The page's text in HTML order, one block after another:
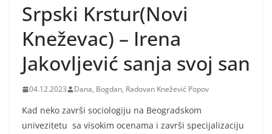
Srpski Krstur(Novi
Kneževac) – Irena
Jakovljević sanja svoj san
04.12.2023 Dana, Bogdan, Radovan Knežević Popov
Kad neko završi sociologiju na Beogradskom
univezitetu sa visokim ocenama i završi specijalizaciju